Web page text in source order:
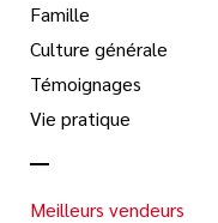
Famille
Culture générale
Témoignages
Vie pratique
Meilleurs vendeurs